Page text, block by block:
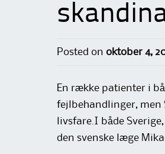
Posted on oktober 4,
En række patienter i
fejlbehandlinger, men
livsfare.I både
den svenske læge